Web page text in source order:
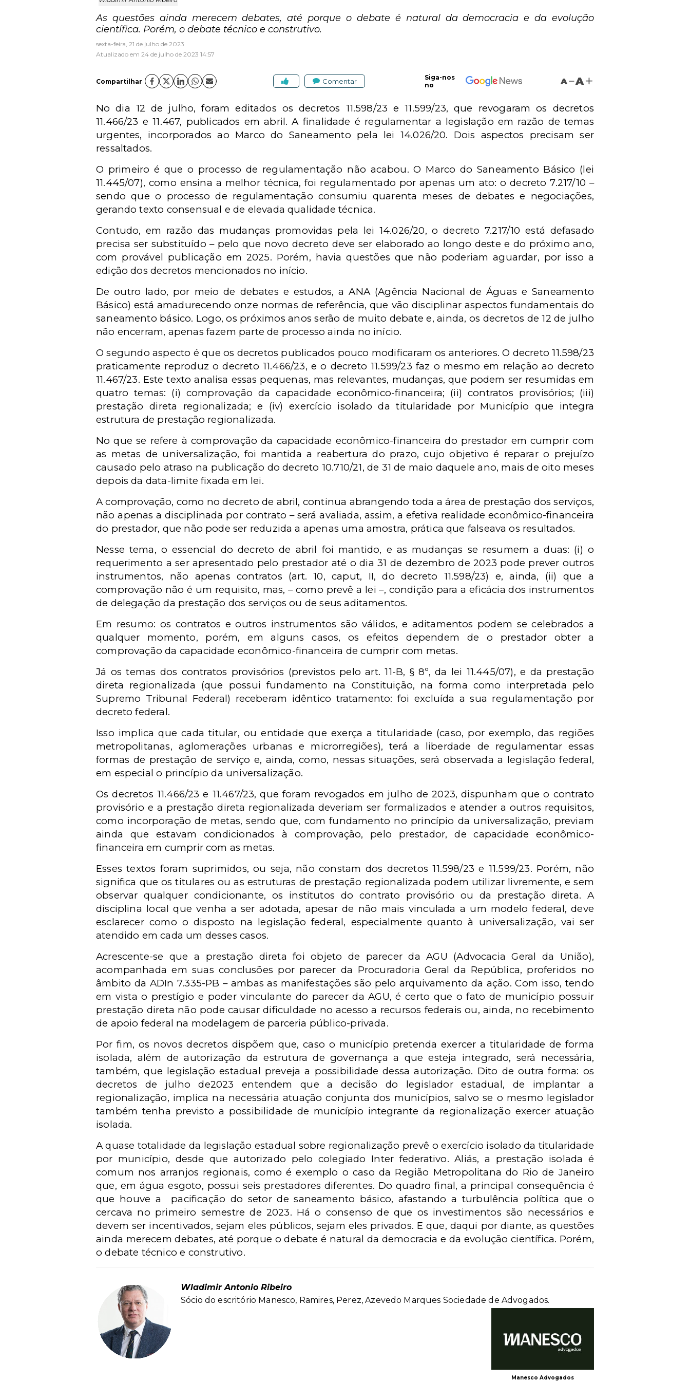
As questões ainda merecem debates, até porque o debate é natural da democracia e da evolução
científica. Porém, o debate técnico e construtivo.
sexta-feira, 21 de julho de 2023
Atualizado em 24 de julho de 2023 14:57
Compartilhar Comentar
Siga-nos
no
A A
No dia 12 de julho, foram editados os decretos 11.598/23 e 11.599/23, que revogaram os decretos
11.466/23 e 11.467, publicados em abril. A finalidade é regulamentar a legislação em razão de temas
urgentes, incorporados ao Marco do Saneamento pela lei 14.026/20. Dois aspectos precisam ser
ressaltados.
O primeiro é que o processo de regulamentação não acabou. O Marco do Saneamento Básico (lei
11.445/07), como ensina a melhor técnica, foi regulamentado por apenas um ato: odecreto 7.217/10 –
sendo que o processo de regulamentação consumiu quarenta meses de debates e negociações,
gerando texto consensual e de elevada qualidade técnica.
Contudo, em razão das mudanças promovidas pela lei 14.026/20, o decreto 7.217/10 está defasado
precisa ser substituído – pelo que novo decreto deve ser elaborado ao longo deste e do próximo ano,
com provável publicação em 2025. Porém, havia questões que não poderiam aguardar, por isso a
edição dos decretos mencionados no início.
De outro lado, por meio de debates e estudos, a ANA (Agência Nacional de Águas e Saneamento
Básico) está amadurecendo onze normas de referência, que vão disciplinar aspectos fundamentais do
saneamento básico. Logo, os próximos anos serão de muito debate e, ainda, os decretos de 12 de julho
não encerram, apenas fazem parte de processo ainda no início.
O segundo aspecto é que os decretos publicados pouco modificaram os anteriores. O decreto 11.598/23
praticamente reproduz o decreto 11.466/23, e o decreto 11.599/23 faz o mesmo em relação ao decreto
11.467/23. Este texto analisa essas pequenas, mas relevantes, mudanças, que podem ser resumidas em
quatro temas: (i) comprovação da capacidade econômico-financeira; (ii) contratos provisórios; (iii)
prestação direta regionalizada; e (iv) exercício isolado da titularidade por Município que integra
estrutura de prestação regionalizada.
No que se refere à comprovação da capacidade econômico-financeira do prestador em cumprir com
as metas de universalização, foi mantida a reabertura do prazo, cujo objetivo é reparar o prejuízo
causado pelo atraso na publicação do decreto 10.710/21, de 31 de maio daquele ano, mais de oito meses
depois da data-limite fixada em lei.
A comprovação, como no decreto de abril, continua abrangendo toda a área de prestação dos serviços,
não apenas a disciplinada por contrato – será avaliada, assim, a efetiva realidade econômico-financeira
do prestador, que não pode ser reduzida a apenas uma amostra, prática que falseava os resultados.
Nesse tema, o essencial do decreto de abril foi mantido, e as mudanças se resumem a duas: (i) o
requerimento a ser apresentado pelo prestador até o dia 31 de dezembro de 2023 pode prever outros
instrumentos, não apenas contratos (art. 10, caput, II, do decreto 11.598/23) e, ainda, (ii) que a
comprovação não é um requisito, mas, – como prevê a lei –, condição para a eficácia dos instrumentos
de delegação da prestação dos serviços ou de seus aditamentos.
Em resumo: os contratos e outros instrumentos são válidos, e aditamentos podem se celebrados a
qualquer momento, porém, em alguns casos, os efeitos dependem de o prestador obter a
comprovação da capacidade econômico-financeira de cumprir com metas.
Já os temas dos contratos provisórios (previstos pelo art. 11-B, § 8º, da lei 11.445/07), e da prestação
direta regionalizada (que possui fundamento na Constituição, na forma como interpretada pelo
Supremo Tribunal Federal) receberam idêntico tratamento: foi excluída a sua regulamentação por
decreto federal.
Isso implica que cada titular, ou entidade que exerça a titularidade (caso, por exemplo, das regiões
metropolitanas, aglomerações urbanas e microrregiões), terá a liberdade de regulamentar essas
formas de prestação de serviço e, ainda, como, nessas situações, será observada a legislação federal,
em especial o princípio da universalização.
Os decretos 11.466/23 e 11.467/23, que foram revogados em julho de 2023, dispunham que o contrato
provisório e a prestação direta regionalizada deveriam ser formalizados e atender a outros requisitos,
como incorporação de metas, sendo que, com fundamento no princípio da universalização, previam
ainda que estavam condicionados à comprovação, pelo prestador, de capacidade econômico-
financeira em cumprir com as metas.
Esses textos foram suprimidos, ou seja, não constam dos decretos 11.598/23 e 11.599/23. Porém, não
significa que os titulares ou as estruturas de prestação regionalizada podem utilizar livremente, e sem
observar qualquer condicionante, os institutos do contrato provisório ou da prestação direta. A
disciplina local que venha a ser adotada, apesar de não mais vinculada a um modelo federal, deve
esclarecer como o disposto na legislação federal, especialmente quanto à universalização, vai ser
atendido em cada um desses casos.
Acrescente-se que a prestação direta foi objeto de parecer da AGU (Advocacia Geral da União),
acompanhada em suas conclusões por parecer da Procuradoria Geral da República, proferidos no
âmbito da ADIn 7.335-PB – ambas as manifestações são pelo arquivamento da ação. Com isso, tendo
em vista o prestígio e poder vinculante do parecer da AGU, é certo que o fato de município possuir
prestação direta não pode causar dificuldade no acesso a recursos federais ou, ainda, no recebimento
de apoio federal na modelagem de parceria público-privada.
Por fim, os novos decretos dispõem que, caso o município pretenda exercer a titularidade de forma
isolada, além de autorização da estrutura de governança a que esteja integrado, será necessária,
também, que legislação estadual preveja a possibilidade dessa autorização. Dito de outra forma: os
decretos de julho de2023 entendem que a decisão do legislador estadual, de implantar a
regionalização, implica na necessária atuação conjunta dos municípios, salvo se o mesmo legislador
também tenha previsto a possibilidade de município integrante da regionalização exercer atuação
isolada.
A quase totalidade da legislação estadual sobre regionalização prevê o exercício isolado da titularidade
por município, desde que autorizado pelo colegiado Inter federativo. Aliás, a prestação isolada é
comum nos arranjos regionais, como é exemplo o caso da Região Metropolitana do Rio de Janeiro
que, em água esgoto, possui seis prestadores diferentes. Do quadro final, a principal consequência é
que houve a pacificação do setor de saneamento básico, afastando a turbulência política que o
cercava no primeiro semestre de 2023. Há o consenso de que os investimentos são necessários e
devem ser incentivados, sejam eles públicos, sejam eles privados. E que, daqui por diante, as questões
ainda merecem debates, até porque o debate é natural da democracia e da evolução científica. Porém,
o debate técnico e construtivo.
Wladimir Antonio Ribeiro
Sócio do escritório Manesco, Ramires, Perez, Azevedo Marques Sociedade de Advogados.
Manesco Advogados